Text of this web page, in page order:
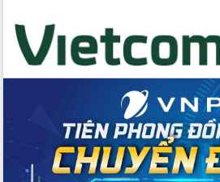
trao đổi thông tin trước Kỳ họp thứ
nhất, Quốc hội khóa XVI
Quyết liệt cải cách hành chính, khơi
thông nguồn lực phát triển
Nâng cao hiệu lực, hiệu quả HĐND
tỉnh thông qua hiện đại hóa hành chính
Xã Ea Phê gắn cải cách hành chính với
chuyển đổi số
Phó Chủ tịch Thường trực UBND tỉnh